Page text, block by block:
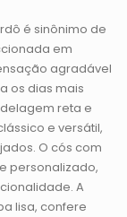
é sinônimo de
em
agradável
os dias mais
reta e
e versátil,
O cós com
personalizado,
A
lisa, confere